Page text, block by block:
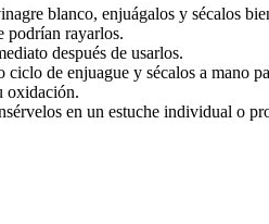
blanco, enjuágalos y sécalos
podrían rayarlos.
después de usarlos.
de enjuague y sécalos a mano
oxidación.
en un estuche individual o